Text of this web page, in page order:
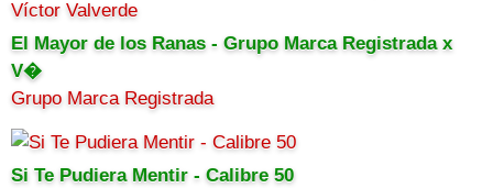
El Mayor de los Ranas - Grupo Marca Registrada x
V�
Grupo Marca Registrada
Si Te Pudiera Mentir - Calibre 50